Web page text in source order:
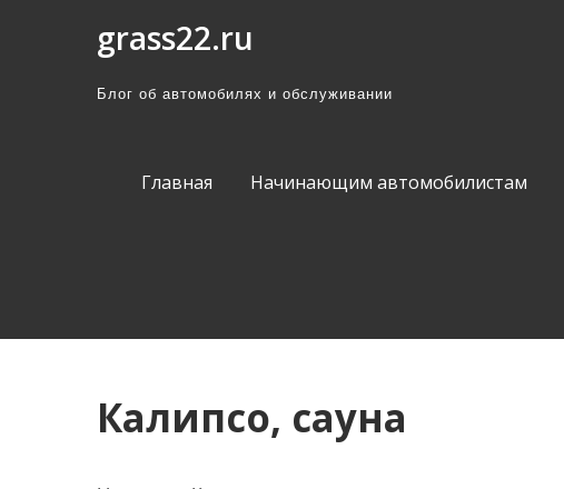
grass22.ru
Блог об автомобилях и обслуживании
Главная Начинающим автомобилистам
Калипсо, сауна